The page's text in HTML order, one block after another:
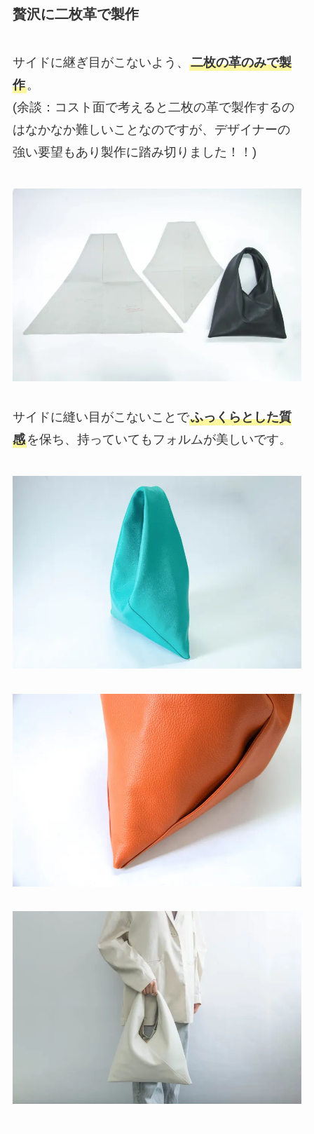
贅沢に二枚革で製作
サイドに継ぎ目がこないよう、 二枚の革のみで製
作。
(余談：コスト面で考えると二枚の革で製作するの
はなかなか難しいことなのですが、デザイナーの
強い要望もあり製作に踏み切りました！！)
サイドに縫い目がこないことでふっくらとした質
感を保ち、持っていてもフォルムが美しいです。